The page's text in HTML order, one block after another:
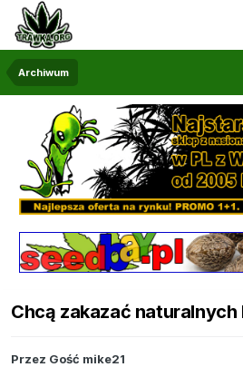
Archiwum
Chcą zakazać naturalnych
Przez Gość mike21